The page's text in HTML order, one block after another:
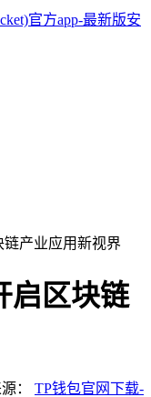
产业应用新视界
启区块链
： TP钱包官网下载-